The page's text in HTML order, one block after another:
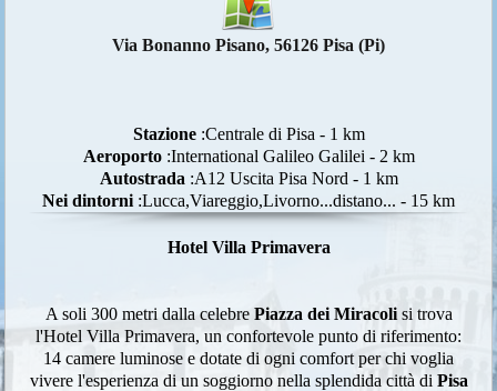
Via Bonanno Pisano, 56126 Pisa (Pi)
Stazione:Centrale di Pisa - 1 km
Aeroporto:International Galileo Galilei - 2 km
Autostrada :A12 Uscita Pisa Nord - 1 km
Nei dintorni :Lucca,Viareggio,Livorno...distano... - 15 km
Hotel Villa Primavera
A soli 300 metri dalla celebre Piazza dei Miracolisi trova
l'Hotel Villa Primavera, un confortevole punto di riferimento:
14 camere luminose e dotate di ogni comfort per chi voglia
vivere l'esperienza di un soggiorno nella splendida città di Pisa